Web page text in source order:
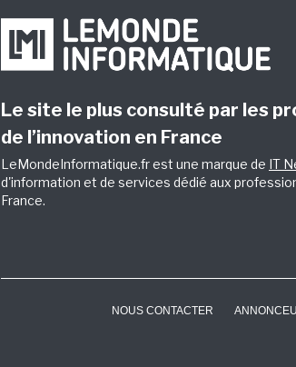
Le site le plus consulté par les
de l’innovation en France
LeMondeInformatique.fr est une marque de IT
d'information et de services dédié aux
France.
NOUS CONTACTER